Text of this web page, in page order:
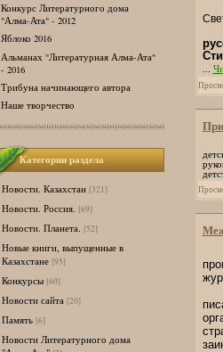
Конкурс Литературного дома
"Алма-Ата" - 2012
Яблоко 2016
Альманах "Литературная Алма-Ата"
- 2016
Трибуна начинающего автора
Наше творчество
Категории раздела
Новости. Казахстан [321]
Новости. Россия. [69]
Новости. Планета. [52]
Новые книги, выпущенные в
Казахстане [95]
Конкурсы [60]
Новости сайта [20]
Память [6]
Новости Литературного дома
...